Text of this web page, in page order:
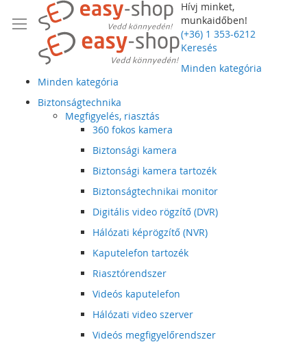
Hívj minket,
munkaidőben!
(+36) 1 353-6212
Keresés
Minden kategória
Minden kategória
Biztonságtechnika
Megfigyelés, riasztás
360 fokos kamera
Biztonsági kamera
Biztonsági kamera tartozék
Biztonságtechnikai monitor
Digitális video rögzítő (DVR)
Hálózati képrögzítő (NVR)
Kaputelefon tartozék
Riasztórendszer
Videós kaputelefon
Hálózati video szerver
Videós megfigyelőrendszer